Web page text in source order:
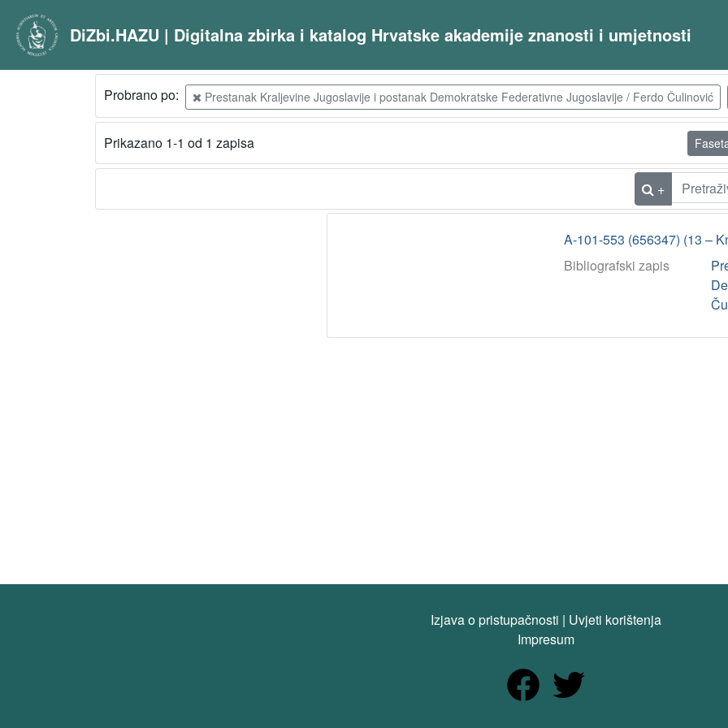
DiZbi.HAZU | Digitalna zbirka i katalog Hrvatske akademije znanosti i umjetnosti
Probrano po: Prestanak Kraljevine Jugoslavije i postanak Demokratske Federativne Jugoslavije / Ferdo Čulinović
Prikazano 1-1 od 1 zapisa
+
A-101-553 (656347) (13 –
Bibliografski zapis
Izjava o pristupačnosti | Uvjeti korištenja
Impresum